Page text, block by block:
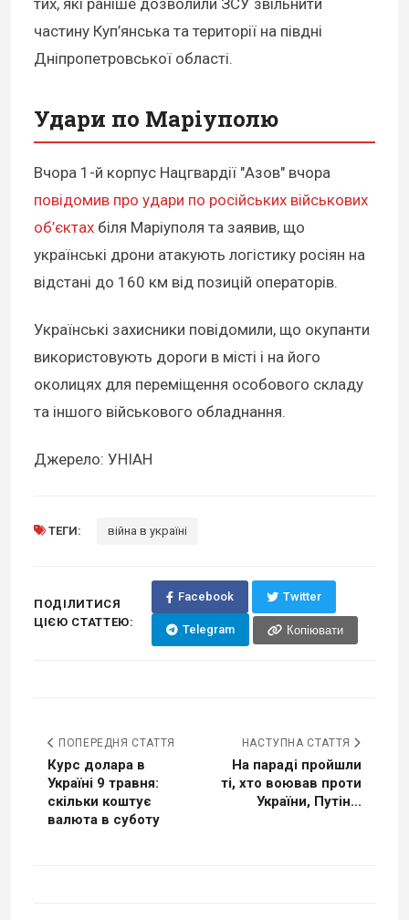
тих, які раніше дозволили ЗСУ звільнити
частину Куп’янська та території на півдні
Дніпропетровської області.
Удари по Маріуполю
Вчора 1-й корпус Нацгвардії "Азов" вчора
повідомив про удари по російських військових
об’єктах біля Маріуполя та заявив, що
українські дрони атакують логістику росіян на
відстані до 160 км від позицій операторів.
Українські захисники повідомили, що окупанти
використовують дороги в місті і на його
околицях для переміщення особового складу
та іншого військового обладнання.
Джерело: УНІАН
ТЕГИ: війна в україні
ПОДІЛИТИСЯ
ЦІЄЮ СТАТТЕЮ:
Facebook Twitter
Telegram Копіювати
ПОПЕРЕДНЯ СТАТТЯ
Курс долара в
Україні 9 травня:
скільки коштує
валюта в суботу
НАСТУПНА СТАТТЯ
На параді пройшли
ті, хто воював проти
України, Путін...